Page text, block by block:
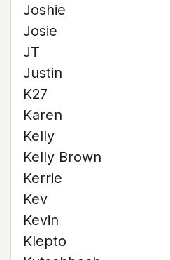
Joshie
Josie
JT
Justin
K27
Karen
Kelly
Kelly Brown
Kerrie
Kev
Kevin
Klepto